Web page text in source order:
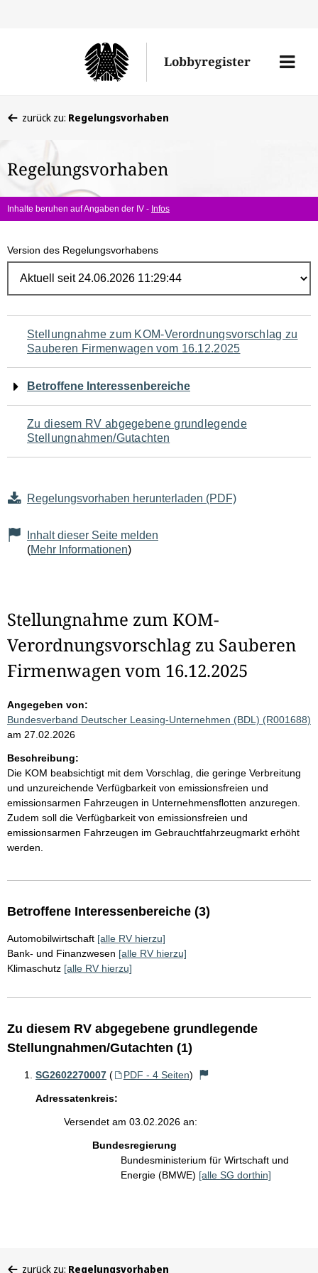
Lobbyregister
Menü
befinden
hier:
zurück zu: Regelungsvorhaben
Regelungsvorhaben
Inhalte beruhen auf Angaben der IV - Infos
Version des Regelungsvorhabens
Navigation
für
den
Seiteninhalt
Stellungnahme zum KOM-Verordnungsvorschlag zu
Sauberen Firmenwagen vom 16.12.2025
Betroffene Interessenbereiche
Zu diesem RV abgegebene grundlegende
Stellungnahmen/Gutachten
Regelungsvorhaben herunterladen (PDF)
Inhalt dieser Seite melden
(Mehr Informationen)
Stellungnahme zum KOM-
Verordnungsvorschlag zu Sauberen
Firmenwagen vom 16.12.2025
Angegeben von:
Bundesverband Deutscher Leasing-Unternehmen (BDL) (R001688)
am 27.02.2026
Beschreibung:
Die KOM beabsichtigt mit dem Vorschlag, die geringe Verbreitung
und unzureichende Verfügbarkeit von emissionsfreien und
emissionsarmen Fahrzeugen in Unternehmensflotten anzuregen.
Zudem soll die Verfügbarkeit von emissionsfreien und
emissionsarmen Fahrzeugen im Gebrauchtfahrzeugmarkt erhöht
werden.
Betroffene Interessenbereiche (3)
Automobilwirtschaft [alle RV hierzu]
Bank- und Finanzwesen [alle RV hierzu]
Klimaschutz [alle RV hierzu]
Zu diesem RV abgegebene grundlegende
Stellungnahmen/Gutachten (1)
SG2602270007 ( PDF - 4 Seiten)
Adressatenkreis:
Versendet am 03.02.2026 an:
Bundesregierung
Bundesministerium für Wirtschaft und
Energie (BMWE) [alle SG dorthin]
zurück zu: Regelungsvorhaben